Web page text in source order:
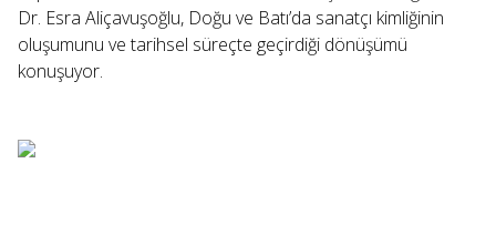
Dr. Esra Aliçavuşoğlu, Doğu ve Batı’da sanatçı kimliğinin
oluşumunu ve tarihsel süreçte geçirdiği dönüşümü
konuşuyor.